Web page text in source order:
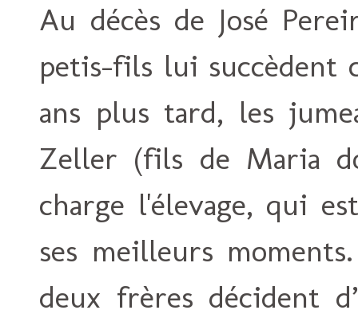
Au décès de José
petis-fils lui succèdent
ans plus tard, les
Zeller (fils de Maria
charge l'élevage, qui
ses meilleurs
deux frères décident